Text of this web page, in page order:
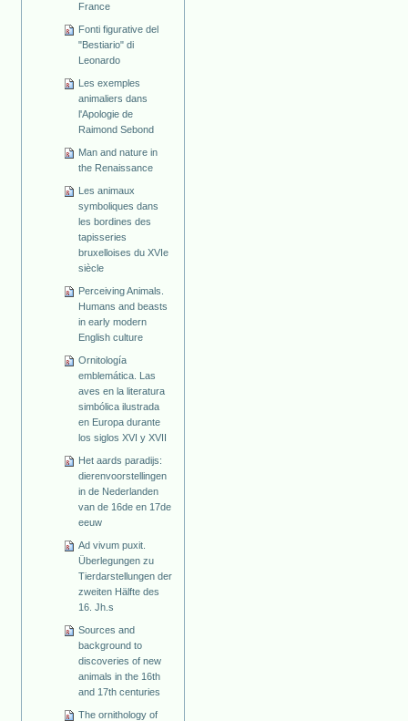
France
Fonti figurative del
"Bestiario" di
Leonardo
Les exemples
animaliers dans
l'Apologie de
Raimond Sebond
Man and nature in
the Renaissance
Les animaux
symboliques dans
les bordines des
tapisseries
bruxelloises du XVIe
siècle
Perceiving Animals.
Humans and beasts
in early modern
English culture
Ornitología
emblemática. Las
aves en la literatura
simbólica ilustrada
en Europa durante
los siglos XVI y XVII
Het aards paradijs:
dierenvoorstellingen
in de Nederlanden
van de 16de en 17de
eeuw
Ad vivum puxit.
Überlegungen zu
Tierdarstellungen der
zweiten Hälfte des
16. Jh.s
Sources and
background to
discoveries of new
animals in the 16th
and 17th centuries
The ornithology of